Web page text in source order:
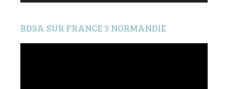
BDSA SUR FRANCE 3 NORMANDIE